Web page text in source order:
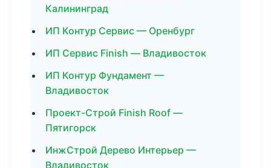
Калининград
ИП Контур Сервис — Оренбург
ИП Сервис Finish — Владивосток
ИП Контур Фундамент —
Владивосток
Проект-Строй Finish Roof —
Пятигорск
ИнжСтрой Дерево Интерьер —
Владивосток